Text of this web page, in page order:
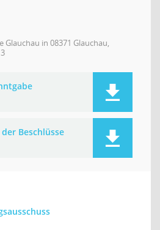
Glauchau in 08371 Glauchau,
Beschlüsse